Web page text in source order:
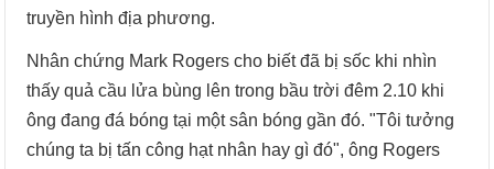
truyền hình địa phương.
Nhân chứng Mark Rogers cho biết đã bị sốc khi nhìn
thấy quả cầu lửa bùng lên trong bầu trời đêm 2.10 khi
ông đang đá bóng tại một sân bóng gần đó. "Tôi tưởng
chúng ta bị tấn công hạt nhân hay gì đó", ông Rogers